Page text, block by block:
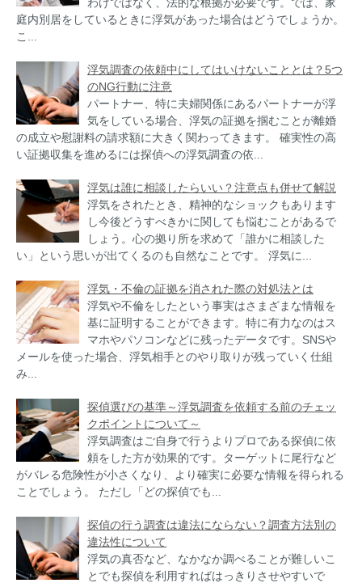
庭内別居をしているときに浮気があった場合はどうでしょうか。
こ...
浮気調査の依頼中にしてはいけないこととは？5つ
のNG行動に注意
パートナー、特に夫婦関係にあるパートナーが浮
気をしている場合、浮気の証拠を掴むことが離婚
の成立や慰謝料の請求額に大きく関わってきます。 確実性の高
い証拠収集を進めるには探偵への浮気調査の依...
浮気は誰に相談したらいい？注意点も併せて解説
浮気をされたとき、精神的なショックもあります
し今後どうすべきかに関しても悩むことがあるで
しょう。心の拠り所を求めて「誰かに相談した
い」という思いが出てくるのも自然なことです。 浮気に...
浮気・不倫の証拠を消された際の対処法とは
浮気や不倫をしたという事実はさまざまな情報を
基に証明することができます。特に有力なのはス
マホやパソコンなどに残ったデータです。SNSや
メールを使った場合、浮気相手とのやり取りが残っていく仕組
み...
探偵選びの基準～浮気調査を依頼する前のチェッ
クポイントについて～
浮気調査はご自身で行うよりプロである探偵に依
頼をした方が効果的です。ターゲットに尾行など
がバレる危険性が小さくなり、より確実に必要な情報を得られる
ことでしょう。 ただし「どの探偵でも...
探偵の行う調査は違法にならない？調査方法別の
違法性について
浮気の真否など、なかなか調べることが難しいこ
とでも探偵を利用すればはっきりさせやすいで